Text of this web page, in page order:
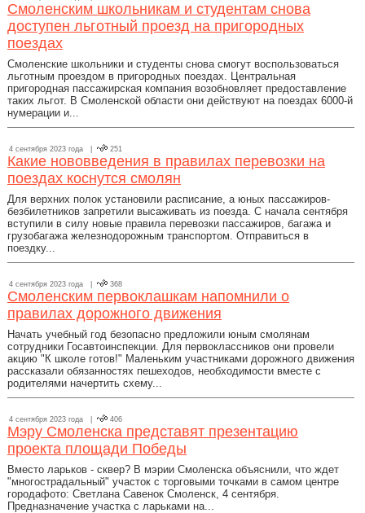
Смоленским школьникам и студентам снова
доступен льготный проезд на пригородных
поездах
Смоленские школьники и студенты снова смогут воспользоваться
льготным проездом в пригородных поездах. Центральная
пригородная пассажирская компания возобновляет предоставление
таких льгот. В Смоленской области они действуют на поездах 6000-й
нумерации и...
4 сентября 2023 года | 251
Какие нововведения в правилах перевозки на
поездах коснутся смолян
Для верхних полок установили расписание, а юных пассажиров-
безбилетников запретили высаживать из поезда. С начала сентября
вступили в силу новые правила перевозки пассажиров, багажа и
грузобагажа железнодорожным транспортом. Отправиться в
поездку...
4 сентября 2023 года | 368
Смоленским первоклашкам напомнили о
правилах дорожного движения
Начать учебный год безопасно предложили юным смолянам
сотрудники Госавтоинспекции. Для первоклассников они провели
акцию "К школе готов!" Маленьким участниками дорожного движения
рассказали обязанностях пешеходов, необходимости вместе с
родителями начертить схему...
4 сентября 2023 года | 406
Мэру Смоленска представят презентацию
проекта площади Победы
Вместо ларьков - сквер? В мэрии Смоленска объяснили, что ждет
"многострадальный" участок с торговыми точками в самом центре
городафото: Светлана Савенок Смоленск, 4 сентября.
Предназначение участка с ларьками на...